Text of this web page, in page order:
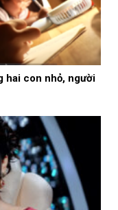
hai con nhỏ, người